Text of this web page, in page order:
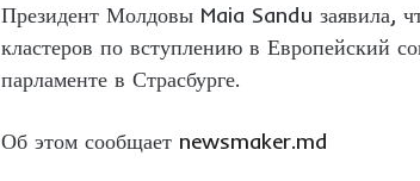
Президент Молдовы Maia Sandu заявила,
кластеров по вступлению в Европейский
парламенте в Страсбурге.
Об этом сообщает newsmaker.md